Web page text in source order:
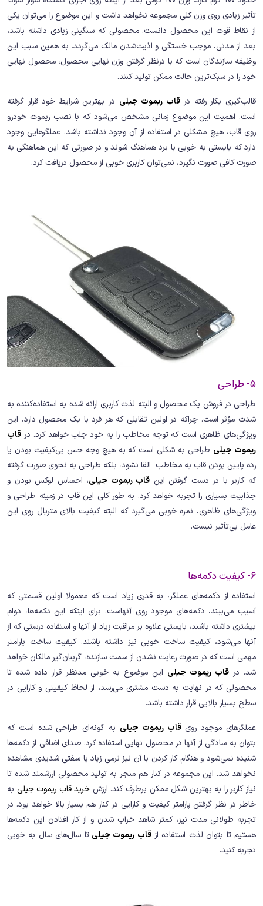
تأثیر زیادی روی وزن کلی مجموعه نخواهد داشت و این موضوع را می‌توان یکی
از نقاط قوت این محصول دانست. محصولی که سنگینی زیادی داشته باشد،
بعد از مدتی، موجب خستگی و اذیت‌شدن مالک می‌گردد. به همین سبب این
وظیفه سازندگان است که با درنظر گرفتن وزن نهایی محصول، محصول نهایی
خود را در سبک‌ترین حالت ممکن تولید کنند.
قالب‌گیری بکار رفته درقاب ریموت جیلی در بهترین شرایط خود قرار گرفته
است. اهمیت این موضوع زمانی مشخص می‌شود که با نصب ریموت خودرو
روی قاب، هیچ مشکلی در استفاده از آن وجود نداشته باشد. عملگرهایی وجود
دارد که بایستی به خوبی با برد هماهنگ شوند و در صورتی که این هماهنگی به
صورت کافی صورت نگیرد، نمی‌توان کاربری خوبی از محصول دریافت کرد.
5- طراحی
طراحی در فروش یک محصول و البته لذت کاربری ارائه شده به استفاده‌کننده به
شدت مؤثر است. چراکه در اولین تقابلی که هر فرد با یک محصول دارد، این
ویژگی‌های ظاهری است که توجه مخاطب را به خود جلب خواهد کرد. در قاب
ریموت جیلی طراحی به شکلی است که به هیچ وجه حس بی‌کیفیت بودن یا
رده پایین بودن قاب به مخاطب القا نشود، بلکه طراحی به نحوی صورت گرفته
که کاربر با در دست گرفتن این قاب ریموت جیلی، احساس لوکس بودن و
جذابیت بسیاری را تجربه خواهد کرد. به طور کلی این قاب در زمینه طراحی و
ویژگی‌های ظاهری، نمره خوبی می‌گیرد که البته کیفیت بالای متریال روی این
عامل بی‌تأثیر نیست.
6- کیفیت دکمه‌ها
استفاده از دکمه‌های عملگر، به قدری زیاد است که معمولا اولین قسمتی که
آسیب می‌بیند، دکمه‌های موجود روی آنهاست. برای اینکه این دکمه‌ها، دوام
بیشتری داشته باشند، بایستی علاوه بر مراقبت زیاد از آنها و استفاده درستی که از
آنها می‌شود، کیفیت ساخت خوبی نیز داشته باشند. کیفیت ساخت پارامتر
مهمی است که در صورت رعایت نشدن از سمت سازنده، گریبان‌گیر مالکان خواهد
شد. در قاب ریموت جیلی این موضوع به خوبی مدنظر قرار داده شده تا
محصولی که در نهایت به دست مشتری می‌رسد، از لحاظ کیفیتی و کارایی در
سطح بسیار بالایی قرار داشته باشد.
عملگرهای موجود رویقاب ریموت جیلی به گونه‌ای طراحی شده است که
بتوان به سادگی از آنها در محصول نهایی استفاده کرد. صدای اضافی از دکمه‌ها
شنیده نمی‌شود و هنگام کار کردن با آن نیز نرمی زیاد یا سفتی شدیدی مشاهده
نخواهد شد. این مجموعه در کنار هم منجر به تولید محصولی ارزشمند شده تا
نیاز کاربر را به بهترین شکل ممکن برطرف کند. ارزش خرید قاب ریموت جیلی به
خاطر در نظر گرفتن پارامتر کیفیت و کارایی در کنار هم بسیار بالا خواهد بود. در
تجربه طولانی مدت نیز، کمتر شاهد خراب شدن و از کار افتادن این دکمه‌ها
هستیم تا بتوان لذت استفاده ازقاب ریموت جیلیتا سال‌های سال به خوبی
تجربه کنید.